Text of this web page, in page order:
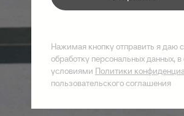
Нажимая кнопку отправить я даю
обработку персональных данных, в
условиями Политики
пользовательского соглашения